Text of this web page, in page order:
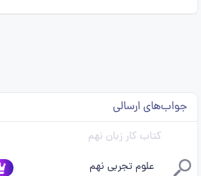
جواب‌های ارسالی
کتاب کار زبان نهم
علوم تجربی نهم